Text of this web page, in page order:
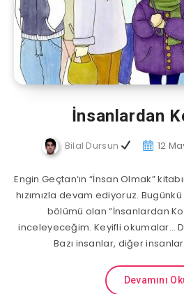
İnsanlardan
Bilal Dursun 12
Engin Geçtan‘ın “İnsan Olmak”
hızımızla devam ediyoruz.
bölümü olan “İnsanlardan
inceleyeceğim. Keyifli okumalar…
Bazı insanlar, diğer
Devamını